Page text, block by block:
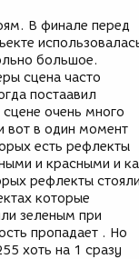
В финале перед
большое.
сцена часто
постаавил
очень много
вот в один момент
есть рефлекты
и красными и
рефлекты
которые
зеленым при
пропадает . Но
хоть на 1 сразу